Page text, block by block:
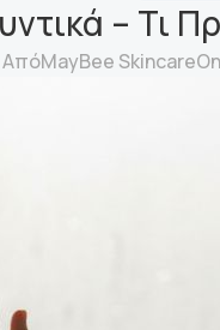
– Τι
ΑπόMayBee Skincare